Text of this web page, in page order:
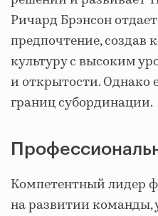
Ричард Брэнсон
предпочтение, создав
культуру с высоким
и открытости. Однако
границ субординации.
Компетентный лидер
на развитии команды,